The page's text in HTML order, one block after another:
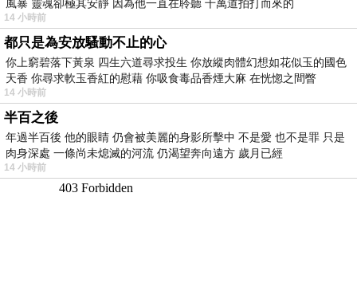
風暴 靈魂卻極其安靜 因為他一直在聆聽 千萬道拍打而來的
14 小時前
都只是為安放騷動不止的心
你上窮碧落下黃泉 四生六道尋求投生 你放縱肉體幻想如花似玉的國色
天香 你尋求軟玉香紅的慰藉 你吸食毒品香煙大麻 在恍惚之間瞥
14 小時前
半百之後
年過半百後 他的眼睛 仍會被美麗的身影所擊中 不是愛 也不是罪 只是
肉身深處 一條尚未熄滅的河流 仍渴望奔向遠方 歲月已經
14 小時前